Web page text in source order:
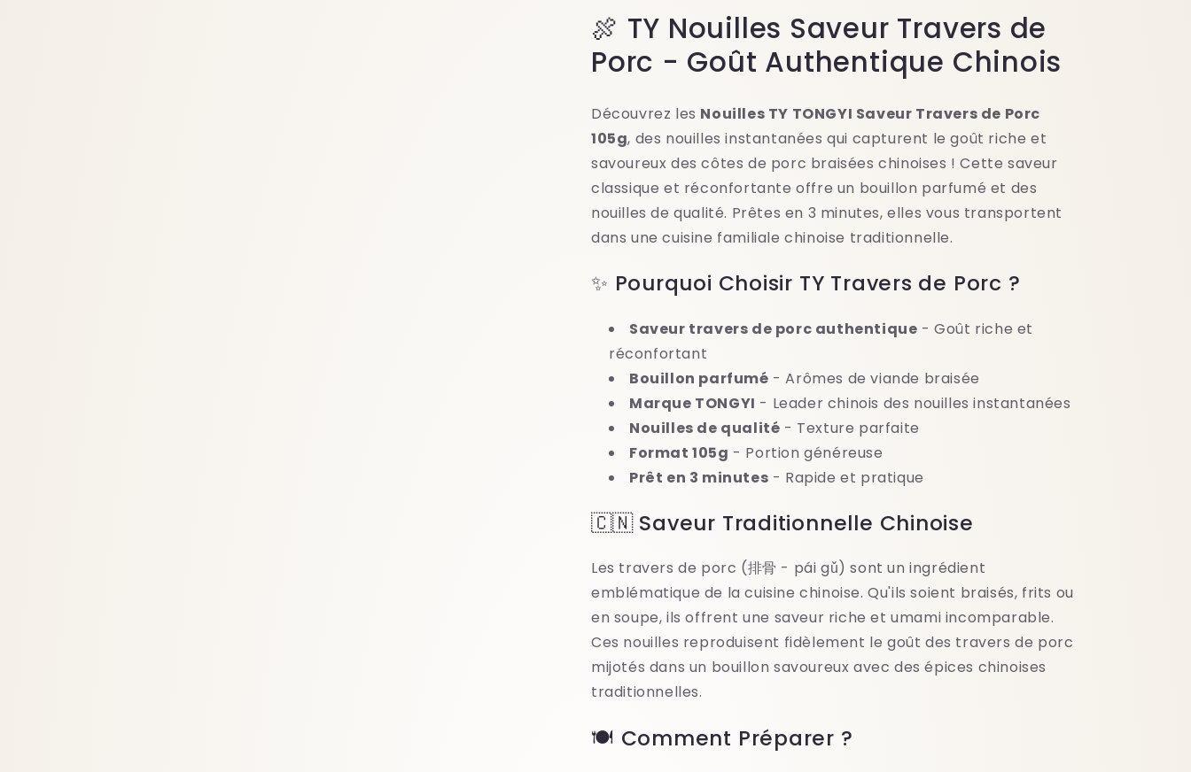
🍖 TY Nouilles Saveur Travers de
Porc - Goût Authentique Chinois
Découvrez les Nouilles TY TONGYI Saveur Travers de Porc
105g, des nouilles instantanées qui capturent le goût riche et
savoureux des côtes de porc braisées chinoises ! Cette saveur
classique et réconfortante offre un bouillon parfumé et des
nouilles de qualité. Prêtes en 3 minutes, elles vous transportent
dans une cuisine familiale chinoise traditionnelle.
✨ Pourquoi Choisir TY Travers de Porc ?
Saveur travers de porc authentique - Goût riche et
réconfortant
Bouillon parfumé - Arômes de viande braisée
Marque TONGYI - Leader chinois des nouilles instantanées
Nouilles de qualité - Texture parfaite
Format 105g - Portion généreuse
Prêt en 3 minutes - Rapide et pratique
🇨🇳 Saveur Traditionnelle Chinoise
Les travers de porc (排骨 - pái gǔ) sont un ingrédient
emblématique de la cuisine chinoise. Qu'ils soient braisés, frits ou
en soupe, ils offrent une saveur riche et umami incomparable.
Ces nouilles reproduisent fidèlement le goût des travers de porc
mijotés dans un bouillon savoureux avec des épices chinoises
traditionnelles.
🍽️ Comment Préparer ?